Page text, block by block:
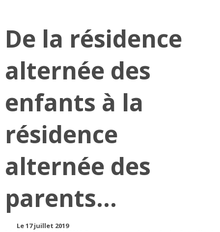
De la résidence
alternée des
enfants à la
résidence
alternée des
parents...
Le 17 juillet 2019